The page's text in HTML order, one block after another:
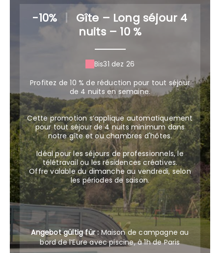
-10% |
Gîte – Long séjour 4
nuits – 10 %
Bis31 dez 26
Profitez de 10 % de réduction pour tout séjour
de 4 nuits en semaine.
Cette promotion s’applique automatiquement
pour tout séjour de 4 nuits minimum dans
notre gîte et ou chambres d'hôtes.
Idéal pour les séjours de professionnels, le
télétravail ou les résidences créatives.
Offre valable du dimanche au vendredi, selon
les périodes de saison.
Angebot gültig für :Maison de campagne au
bord de l’Eure avec piscine, à 1h de Paris